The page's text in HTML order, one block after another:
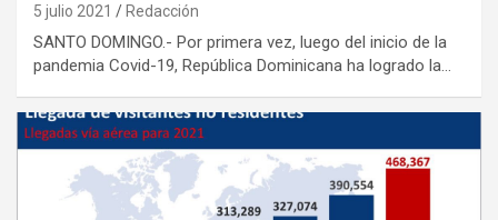
5 julio 2021 Redacción
SANTO DOMINGO.- Por primera vez, luego del inicio de la
pandemia Covid-19, República Dominicana ha logrado la…